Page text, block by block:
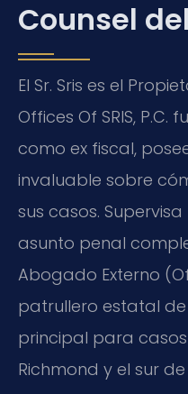
Counsel
El Sr. Sris es el
Offices Of SRIS, P.C.
como ex fiscal,
invaluable sobre
sus casos.
asunto penal
Abogado Externo
patrullero estatal
principal para
Richmond y el sur